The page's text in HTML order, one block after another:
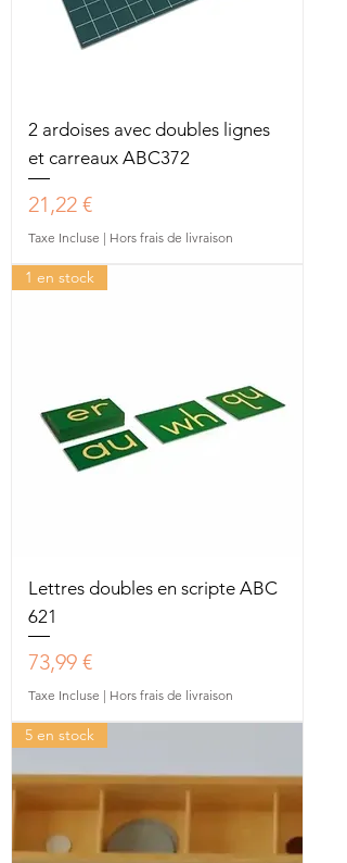
2 ardoises avec doubles lignes
et carreaux ABC372
Prix
21,22 €
Taxe Incluse | Hors frais de livraison
1 en stock
Lettres doubles en scripte ABC
621
Prix
73,99 €
Taxe Incluse | Hors frais de livraison
5 en stock